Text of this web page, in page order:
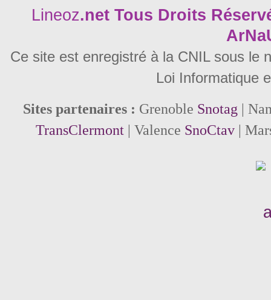
Lineoz.net Tous Droits
Ce site est enregistré à la CNIL sous le
Loi Informatique
Sites partenaires : Grenoble Snotag |
TransClermont| Valence SnoCtav|